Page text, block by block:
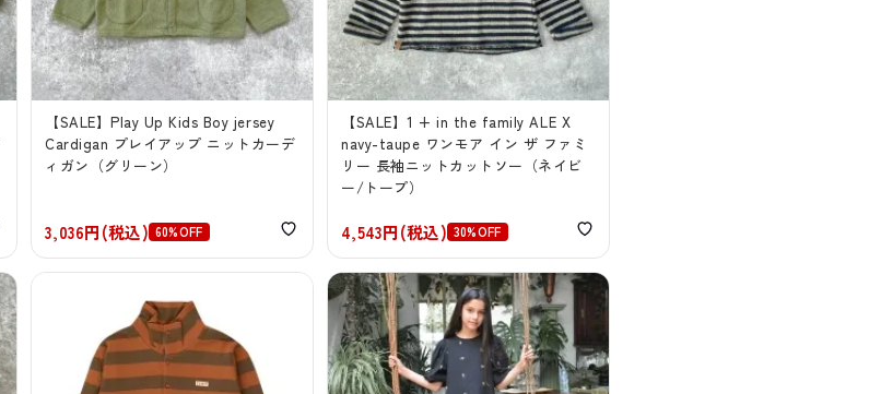
【SALE】Play Up Kids Boy jersey
Cardigan プレイアップ ニットカーデ
ィガン（グリーン）
3,036円(税込) 60%OFF
【SALE】1 + in the family ALE X
navy-taupe ワンモア イン ザ ファミ
リー 長袖ニットカットソー（ネイビ
ー/トープ）
4,543円(税込) 30%OFF